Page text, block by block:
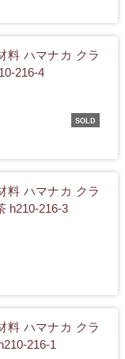
料 ハマナカ クラ
216-4
SOLD
料 ハマナカ クラ
h210-216-3
料 ハマナカ クラ
216-1